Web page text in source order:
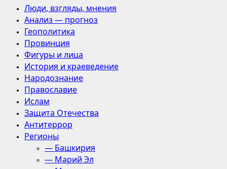
Люди, взгляды, мнения
Анализ — прогноз
Геополитика
Провинция
Фигуры и лица
История и краеведение
Народознание
Православие
Ислам
Защита Отечества
Антитеррор
Регионы
— Башкирия
— Марий Эл